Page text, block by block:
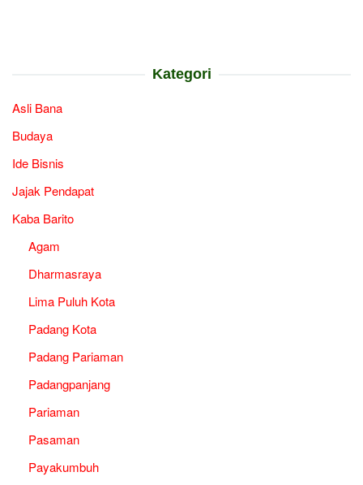
Kategori
Asli Bana
Budaya
Ide Bisnis
Jajak Pendapat
Kaba Barito
Agam
Dharmasraya
Lima Puluh Kota
Padang Kota
Padang Pariaman
Padangpanjang
Pariaman
Pasaman
Payakumbuh